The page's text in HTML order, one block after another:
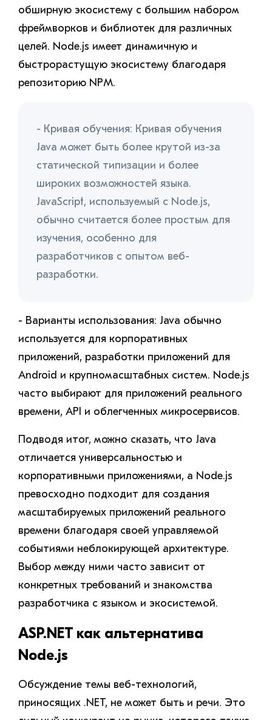
обширную экосистему с большим набором
фреймворков и библиотек для различных
целей. Node.js имеет динамичную и
быстрорастущую экосистему благодаря
репозиторию NPM.
- Кривая обучения: Кривая обучения
Java может быть более крутой из-за
статической типизации и более
широких возможностей языка.
JavaScript, используемый с Node.js,
обычно считается более простым для
изучения, особенно для
разработчиков с опытом веб-
разработки.
- Варианты использования: Java обычно
используется для корпоративных
приложений, разработки приложений для
Android и крупномасштабных систем. Node.js
часто выбирают для приложений реального
времени, API и облегченных микросервисов.
Подводя итог, можно сказать, что Java
отличается универсальностью и
корпоративными приложениями, а Node.js
превосходно подходит для создания
масштабируемых приложений реального
времени благодаря своей управляемой
событиями неблокирующей архитектуре.
Выбор между ними часто зависит от
конкретных требований и знакомства
разработчика с языком и экосистемой.
ASP.NET как альтернатива
Node.js
Обсуждение темы веб-технологий,
приносящих .NET, не может быть и речи. Это